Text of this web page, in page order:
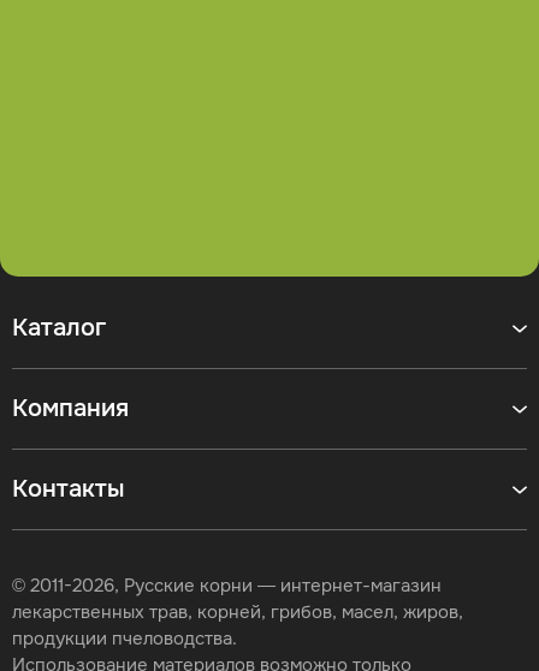
Контакты
Каталог
Компания
© 2011-2026, Русские корни — интернет-магазин
лекарственных трав, корней, грибов, масел, жиров,
продукции пчеловодства.
Использование материалов возможно только